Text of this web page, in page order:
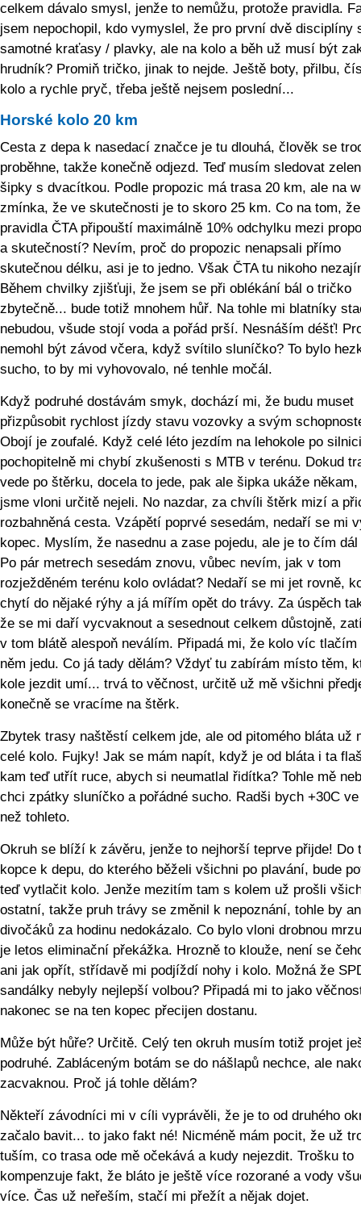
celkem dávalo smysl, jenže to nemůžu, protože pravidla.
jsem nepochopil, kdo vymyslel, že pro první dvě disciplíny
samotné kraťasy / plavky, ale na kolo a běh už musí být
hrudník? Promiň tričko, jinak to nejde. Ještě boty, přilbu,
kolo a rychle pryč, třeba ještě nejsem poslední...
Horské kolo 20 km
Cesta z depa k nasedací značce je tu dlouhá, člověk se
proběhne, takže konečně odjezd. Teď musím sledovat
šipky s dvacítkou. Podle propozic má trasa 20 km, ale na
zmínka, že ve skutečnosti je to skoro 25 km. Co na tom, že
pravidla ČTA připouští maximálně 10% odchylku mezi
a skutečností? Nevím, proč do propozic nenapsali přímo
skutečnou délku, asi je to jedno. Však ČTA tu nikoho
Během chvilky zjišťuji, že jsem se při oblékání bál o tričko
zbytečně... bude totiž mnohem hůř. Na tohle mi blatníky
nebudou, všude stojí voda a pořád prší. Nesnáším déšť!
nemohl být závod včera, když svítilo sluníčko? To bylo
sucho, to by mi vyhovovalo, né tenhle močál.
Když podruhé dostávám smyk, dochází mi, že budu muset
přizpůsobit rychlost jízdy stavu vozovky a svým
Obojí je zoufalé. Když celé léto jezdím na lehokole po
pochopitelně mi chybí zkušenosti s MTB v terénu. Dokud
vede po štěrku, docela to jede, pak ale šipka ukáže
jsme vloni určitě nejeli. No nazdar, za chvíli štěrk mizí a
rozbahněná cesta. Vzápětí poprvé sesedám, nedaří se mi
kopec. Myslím, že nasednu a zase pojedu, ale je to čím
Po pár metrech sesedám znovu, vůbec nevím, jak v tom
rozježděném terénu kolo ovládat? Nedaří se mi jet rovně,
chytí do nějaké rýhy a já mířím opět do trávy. Za úspěch
že se mi daří vycvaknout a sesednout celkem důstojně,
v tom blátě alespoň neválím. Připadá mi, že kolo víc tlačím
něm jedu. Co já tady dělám? Vždyť tu zabírám místo těm,
kole jezdit umí... trvá to věčnost, určitě už mě všichni
konečně se vracíme na štěrk.
Zbytek trasy naštěstí celkem jde, ale od pitomého bláta už
celé kolo. Fujky! Jak se mám napít, když je od bláta i ta
kam teď utřít ruce, abych si neumatlal řidítka? Tohle mě
chci zpátky sluníčko a pořádné sucho. Radši bych +30C
než tohleto.
Okruh se blíží k závěru, jenže to nejhorší teprve přijde! Do
kopce k depu, do kterého běželi všichni po plavání, bude
teď vytlačit kolo. Jenže mezitím tam s kolem už prošli
ostatní, takže pruh trávy se změnil k nepoznání, tohle by
divočáků za hodinu nedokázalo. Co bylo vloni drobnou
je letos eliminační překážka. Hrozně to klouže, není se
ani jak opřít, střídavě mi podjíždí nohy i kolo. Možná že
sandálky nebyly nejlepší volbou? Připadá mi to jako
nakonec se na ten kopec přecijen dostanu.
Může být hůře? Určitě. Celý ten okruh musím totiž projet
podruhé. Zabláceným botám se do nášlapů nechce, ale
zacvaknou. Proč já tohle dělám?
Někteří závodníci mi v cíli vyprávěli, že je to od druhého
začalo bavit... to jako fakt né! Nicméně mám pocit, že už
tuším, co trasa ode mě očekává a kudy nejezdit. Trošku to
kompenzuje fakt, že bláto je ještě více rozorané a vody
více. Čas už neřeším, stačí mi přežít a nějak dojet.